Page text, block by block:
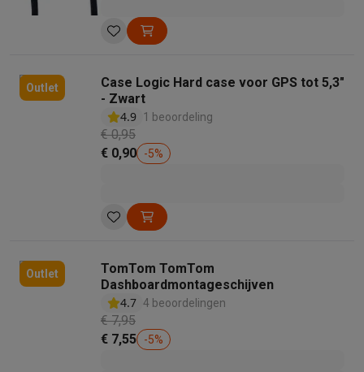
Outlet
Case Logic Hard case voor GPS tot 5,3"
- Zwart
4.9 1 beoordeling
€ 0,95
€ 0,90
-5%
Outlet
TomTom TomTom
Dashboardmontageschijven
4.7 4 beoordelingen
€ 7,95
€ 7,55
-5%